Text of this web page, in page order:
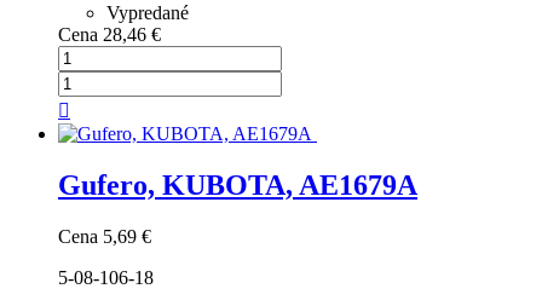
Vypredané
Cena 28,46 €

Gufero, KUBOTA, AE1679A
Cena 5,69 €
5-08-106-18